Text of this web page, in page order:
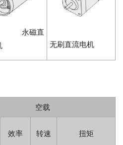
磁直
无刷直流电机
空载
效率 转速 扭矩